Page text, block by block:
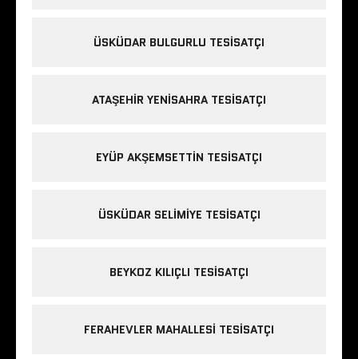
ÜSKÜDAR BULGURLU TESISATÇI
ATAŞEHIR YENISAHRA TESISATÇI
EYÜP AKŞEMSETTIN TESISATÇI
ÜSKÜDAR SELIMIYE TESISATÇI
BEYKOZ KILIÇLI TESISATÇI
FERAHEVLER MAHALLESI TESISATÇI